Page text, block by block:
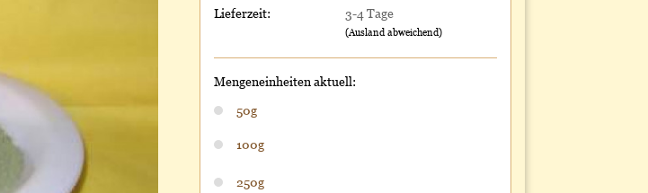
Lieferzeit:
3-4 Tage
(Ausland abweichend)
Mengeneinheiten aktuell:
50g
100g
250g